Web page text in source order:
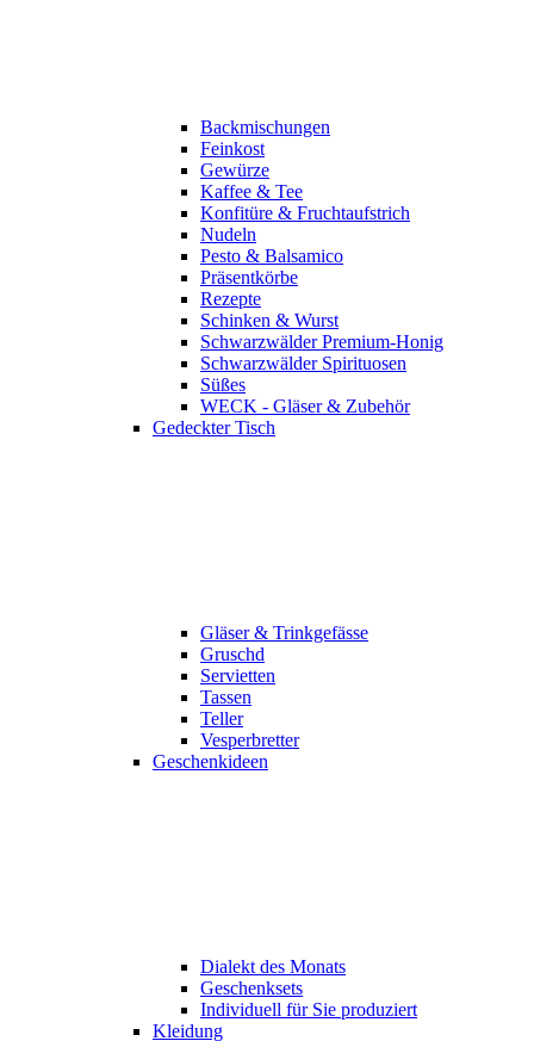
Backmischungen
Feinkost
Gewürze
Kaffee & Tee
Konfitüre & Fruchtaufstrich
Nudeln
Pesto & Balsamico
Präsentkörbe
Rezepte
Schinken & Wurst
Schwarzwälder Premium-Honig
Schwarzwälder Spirituosen
Süßes
WECK - Gläser & Zubehör
Gedeckter Tisch
Gläser & Trinkgefässe
Gruschd
Servietten
Tassen
Teller
Vesperbretter
Geschenkideen
Dialekt des Monats
Geschenksets
Individuell für Sie produziert
Kleidung